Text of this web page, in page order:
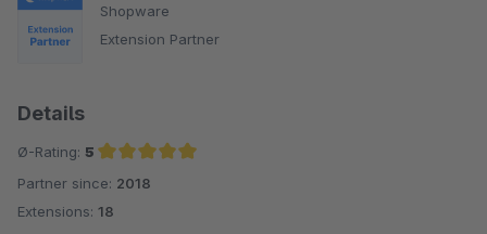
Shopware
Extension Partner
Details
Ø-Rating: 5
Average rating of 5 out of 5 stars
Partner since: 2018
Extensions: 18